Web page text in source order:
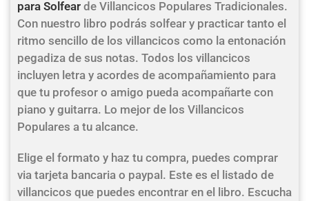
para Solfear de Villancicos Populares Tradicionales.
Con nuestro libro podrás solfear y practicar tanto el
ritmo sencillo de los villancicos como la entonación
pegadiza de sus notas. Todos los villancicos
incluyen letra y acordes de acompañamiento para
que tu profesor o amigo pueda acompañarte con
piano y guitarra. Lo mejor de los Villancicos
Populares a tu alcance.
Elige el formato y haz tu compra, puedes comprar
via tarjeta bancaria o paypal. Este es el listado de
villancicos que puedes encontrar en el libro. Escucha